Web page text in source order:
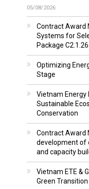
05/08/2026
Contract Award
Systems for
Package C2.1.26
Optimizing
Stage
Vietnam Energy
Sustainable
Conservation
Contract Award
development of
and capacity
Vietnam ETE &
Green